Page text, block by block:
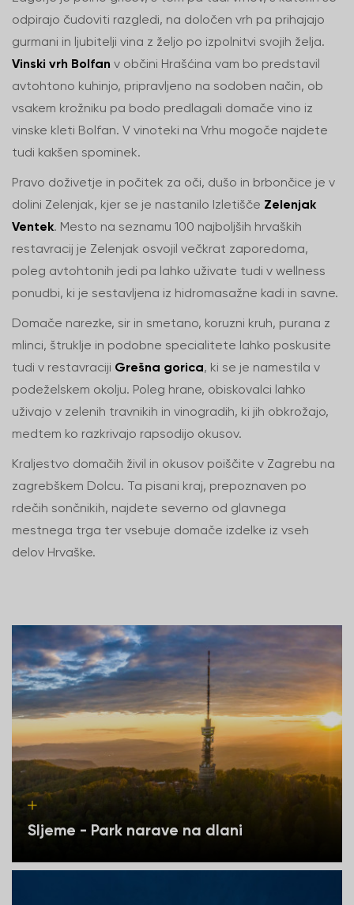
odpirajo čudoviti razgledi, na določen vrh pa prihajajo
gurmani in ljubitelji vina z željo po izpolnitvi svojih želja.
Vinski vrh Bolfan v občini Hrašćina vam bo predstavil
avtohtono kuhinjo, pripravljeno na sodoben način, ob
vsakem krožniku pa bodo predlagali domače vino iz
vinske kleti Bolfan. V vinoteki na Vrhu mogoče najdete
tudi kakšen spominek.
Pravo doživetje in počitek za oči, dušo in brbončice je v
dolini Zelenjak, kjer se je nastanilo Izletišče Zelenjak
Ventek. Mesto na seznamu 100 najboljših hrvaških
restavracij je Zelenjak osvojil večkrat zaporedoma,
poleg avtohtonih jedi pa lahko uživate tudi v wellness
ponudbi, ki je sestavljena iz hidromasažne kadi in savne.
Domače narezke, sir in smetano, koruzni kruh, purana z
mlinci, štruklje in podobne specialitete lahko poskusite
tudi v restavraciji Grešna gorica, ki se je namestila v
podeželskem okolju. Poleg hrane, obiskovalci lahko
uživajo v zelenih travnikih in vinogradih, ki jih obkrožajo,
medtem ko razkrivajo rapsodijo okusov.
Kraljestvo domačih živil in okusov poiščite v Zagrebu na
zagrebškem Dolcu. Ta pisani kraj, prepoznaven po
rdečih sončnikih, najdete severno od glavnega
mestnega trga ter vsebuje domače izdelke iz vseh
delov Hrvaške.
Sljeme - Park narave na dlani